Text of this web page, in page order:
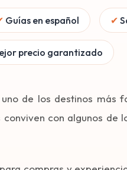
Guías en español ✔
precio garantizado
de los destinos más
con algunos de